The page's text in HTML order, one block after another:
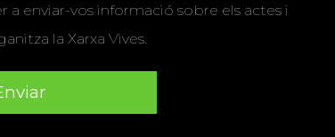
a enviar-vos informació sobre els actes i
la Xarxa Vives.